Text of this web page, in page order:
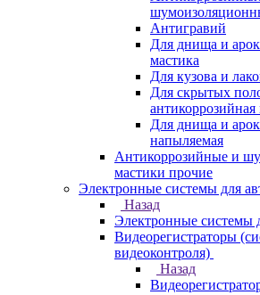
Антигравий
Для днища и
мастика
Для кузова и
Для скрытых
антикоррозийная
Для днища и
напыляемая
Антикоррозийные и
мастики прочие
Электронные системы для
Назад
Электронные системы
Видеорегистраторы
видеоконтроля)
Назад